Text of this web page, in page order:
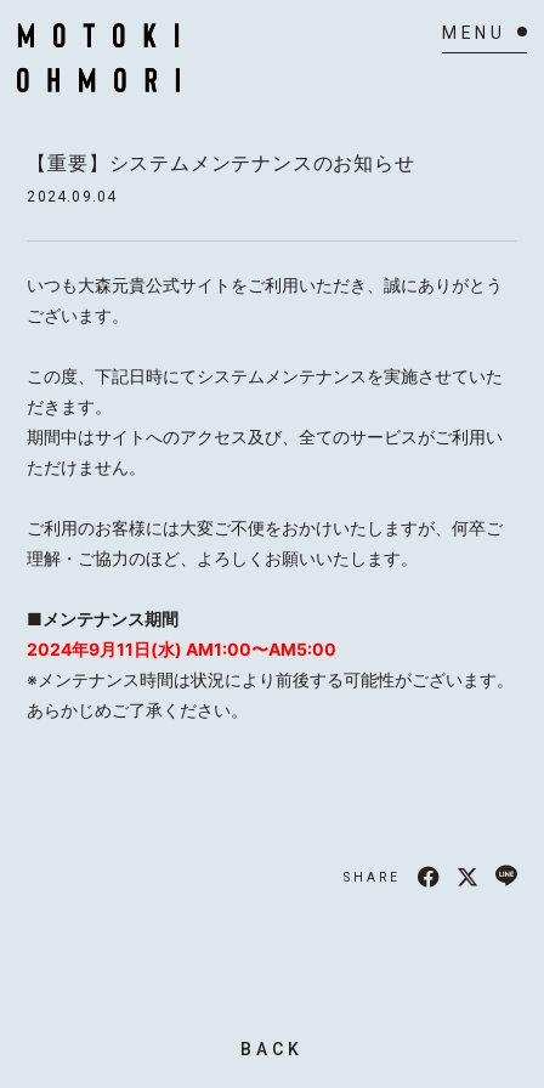
MOTOKI OHMORI
NEWS
SCHEDULE
BIOGRAPHY
DISCOGRAPHY
ACTOR
MAIL MAGAZINE
【重要】システムメンテナンスのお知らせ
2024.09.04
いつも大森元貴公式サイトをご利用いただき、誠にありがとう
ございます。
この度、下記日時にてシステムメンテナンスを実施させていた
だきます。
期間中はサイトへのアクセス及び、全てのサービスがご利用い
ただけません。
ご利用のお客様には大変ご不便をおかけいたしますが、何卒ご
理解・ご協力のほど、よろしくお願いいたします。
■メンテナンス期間
2024年9月11日(水) AM1:00〜AM5:00
※メンテナンス時間は状況により前後する可能性がございます。
あらかじめご了承ください。
SHARE
BACK